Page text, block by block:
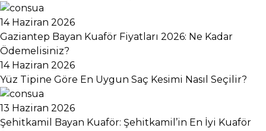
14 Haziran 2026
Gaziantep Bayan Kuaför Fiyatları 2026: Ne Kadar
Ödemelisiniz?
14 Haziran 2026
Yüz Tipine Göre En Uygun Saç Kesimi Nasıl Seçilir?
13 Haziran 2026
Şehitkamil Bayan Kuaför: Şehitkamil’in En İyi Kuaför